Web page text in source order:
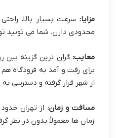
مزایا: سرعت بسیار بالا،
محدودی دارن. شما می تونید
معایب: گران ترین گزینه
برای رفت و آمد به فرودگاه
از شهر قرار گرفته و دسترسی
مسافت و زمان:
زمان ها معمولاً بدون در نظر